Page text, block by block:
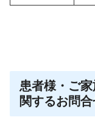
患者様・ご
関するお問